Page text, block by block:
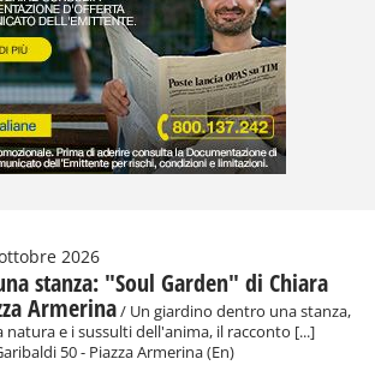
2026
stanza: "Soul Garden" di Chiara
Armerina/ Un giardino dentro una stanza,
e i sussulti dell'anima, il racconto [...]
50 - Piazza Armerina (En)